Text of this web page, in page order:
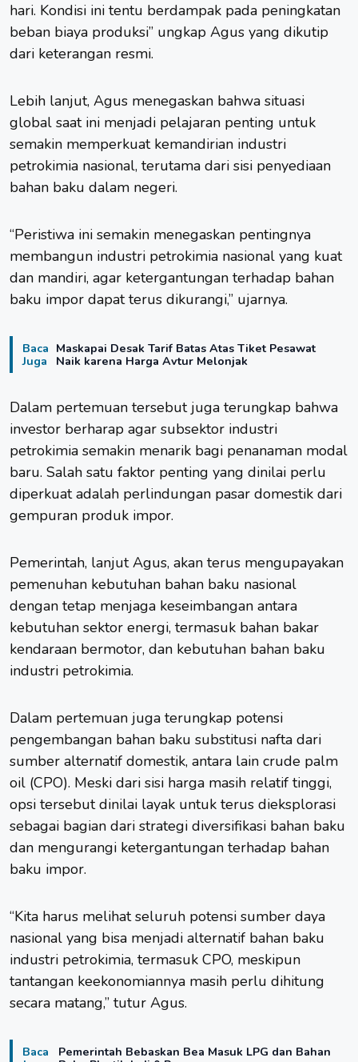
hari. Kondisi ini tentu berdampak pada peningkatan
beban biaya produksi” ungkap Agus yang dikutip
dari keterangan resmi.
Lebih lanjut, Agus menegaskan bahwa situasi
global saat ini menjadi pelajaran penting untuk
semakin memperkuat kemandirian industri
petrokimia nasional, terutama dari sisi penyediaan
bahan baku dalam negeri.
“Peristiwa ini semakin menegaskan pentingnya
membangun industri petrokimia nasional yang kuat
dan mandiri, agar ketergantungan terhadap bahan
baku impor dapat terus dikurangi,” ujarnya.
Baca
Juga
Maskapai Desak Tarif Batas Atas Tiket Pesawat
Naik karena Harga Avtur Melonjak
Dalam pertemuan tersebut juga terungkap bahwa
investor berharap agar subsektor industri
petrokimia semakin menarik bagi penanaman modal
baru. Salah satu faktor penting yang dinilai perlu
diperkuat adalah perlindungan pasar domestik dari
gempuran produk impor.
Pemerintah, lanjut Agus, akan terus mengupayakan
pemenuhan kebutuhan bahan baku nasional
dengan tetap menjaga keseimbangan antara
kebutuhan sektor energi, termasuk bahan bakar
kendaraan bermotor, dan kebutuhan bahan baku
industri petrokimia.
Dalam pertemuan juga terungkap potensi
pengembangan bahan baku substitusi nafta dari
sumber alternatif domestik, antara lain crude palm
oil (CPO). Meski dari sisi harga masih relatif tinggi,
opsi tersebut dinilai layak untuk terus dieksplorasi
sebagai bagian dari strategi diversifikasi bahan baku
dan mengurangi ketergantungan terhadap bahan
baku impor.
“Kita harus melihat seluruh potensi sumber daya
nasional yang bisa menjadi alternatif bahan baku
industri petrokimia, termasuk CPO, meskipun
tantangan keekonomiannya masih perlu dihitung
secara matang,” tutur Agus.
Baca
Pemerintah Bebaskan Bea Masuk LPG dan Bahan